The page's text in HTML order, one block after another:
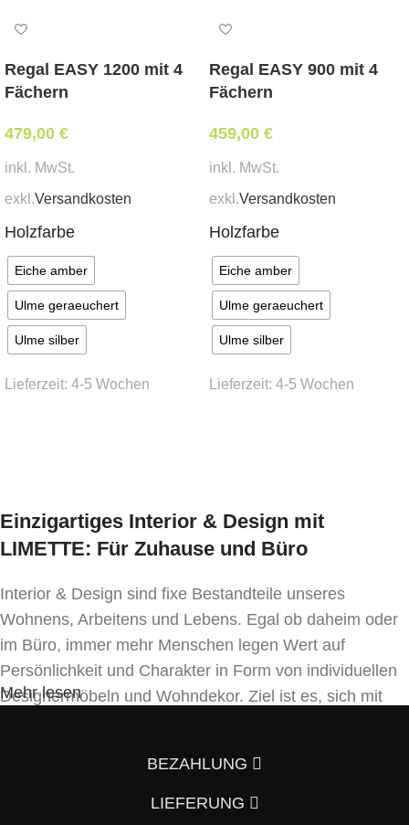
MER-2
tapeziert mit Ihrem beigestellten Eigenbezug*
Gesamthöhe 100 cm
Mindestbestellmenge:
Stoffbedarf:(für Weißpolsterung / beigestellten
Bezug)
1,2 lfm
Besonderheit:
* Preis ident wie Bezug Kat. MER-1
Regal EASY 1200 mit 4
Fächern
479,00 €
inkl. MwSt.
exkl.Versandkosten
Holzfarbe
Eiche amber
Ulme geraeuchert
Ulme silber
Lieferzeit: 4-5 Wochen
Regal EASY 900 mit 4
Fächern
459,00 €
inkl. MwSt.
exkl.Versandkosten
Holzfarbe
Eiche amber
Ulme geraeuchert
Ulme silber
Lieferzeit: 4-5 Wochen
Einzigartiges Interior & Design mit
LIMETTE: Für Zuhause und Büro
Interior & Design sind fixe Bestandteile unseres
Wohnens, Arbeitens und Lebens. Egal ob daheim oder
im Büro, immer mehr Menschen legen Wert auf
Persönlichkeit und Charakter in Form von individuellen
Designermöbeln und Wohndekor. Ziel ist es, sich mit
von der Masse abzuheben.
Mehr lesen
BEZAHLUNG
LIEFERUNG